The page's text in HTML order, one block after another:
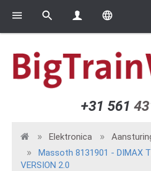
+31 561
Elektronica
Massoth 8131901 - DIMAX
VERSION 2.0